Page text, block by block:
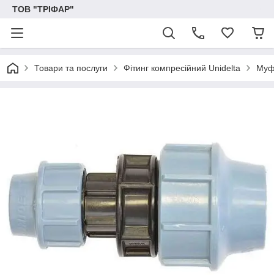
ТОВ "ТРІФАР"
Товари та послуги Фітинг компресійний Unidelta